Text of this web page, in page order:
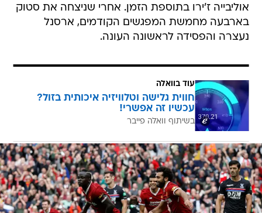
אוליבייה ז'ירו בתוספת הזמן. אחרי שניצחה את סטוק
בארבעה מחמשת המפגשים הקודמים, ארסנל
נעצרה והפסידה לראשונה העונה.
עוד בוואלה
חווית גלישה וטלוויזיה איכותית בזול?
עכשיו זה אפשרי!
בשיתוף וואלה פייבר